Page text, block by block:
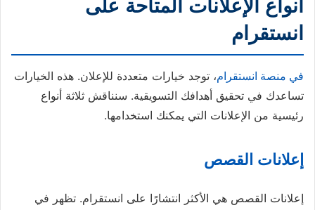
أنواع الإعلانات المتاحة على
انستقرام
في منصة انستقرام، توجد خيارات متعددة للإعلان. هذه الخيارات
تساعدك في تحقيق أهدافك التسويقية. سنناقش ثلاثة أنواع
رئيسية من الإعلانات التي يمكنك استخدامها.
إعلانات القصص
إعلانات القصص هي الأكثر انتشارًا على انستقرام. تظهر في